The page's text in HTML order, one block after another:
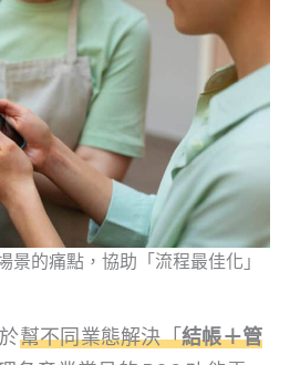
景的痛點，協助「流程最佳化」
幫不同業態解決「結帳＋管